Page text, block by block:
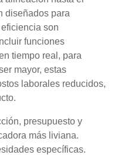
diseñados para
son
funciones
tiempo real, para
mayor, estas
laborales reducidos,
presupuesto y
más liviana.
específicas.